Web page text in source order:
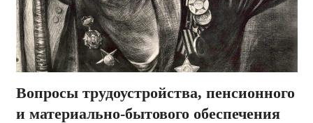
Вопросы трудоустройства, пенсионного
и материально-бытового обеспечения